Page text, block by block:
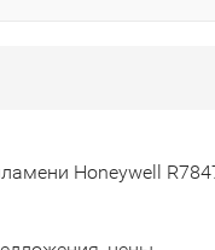
Honeywell